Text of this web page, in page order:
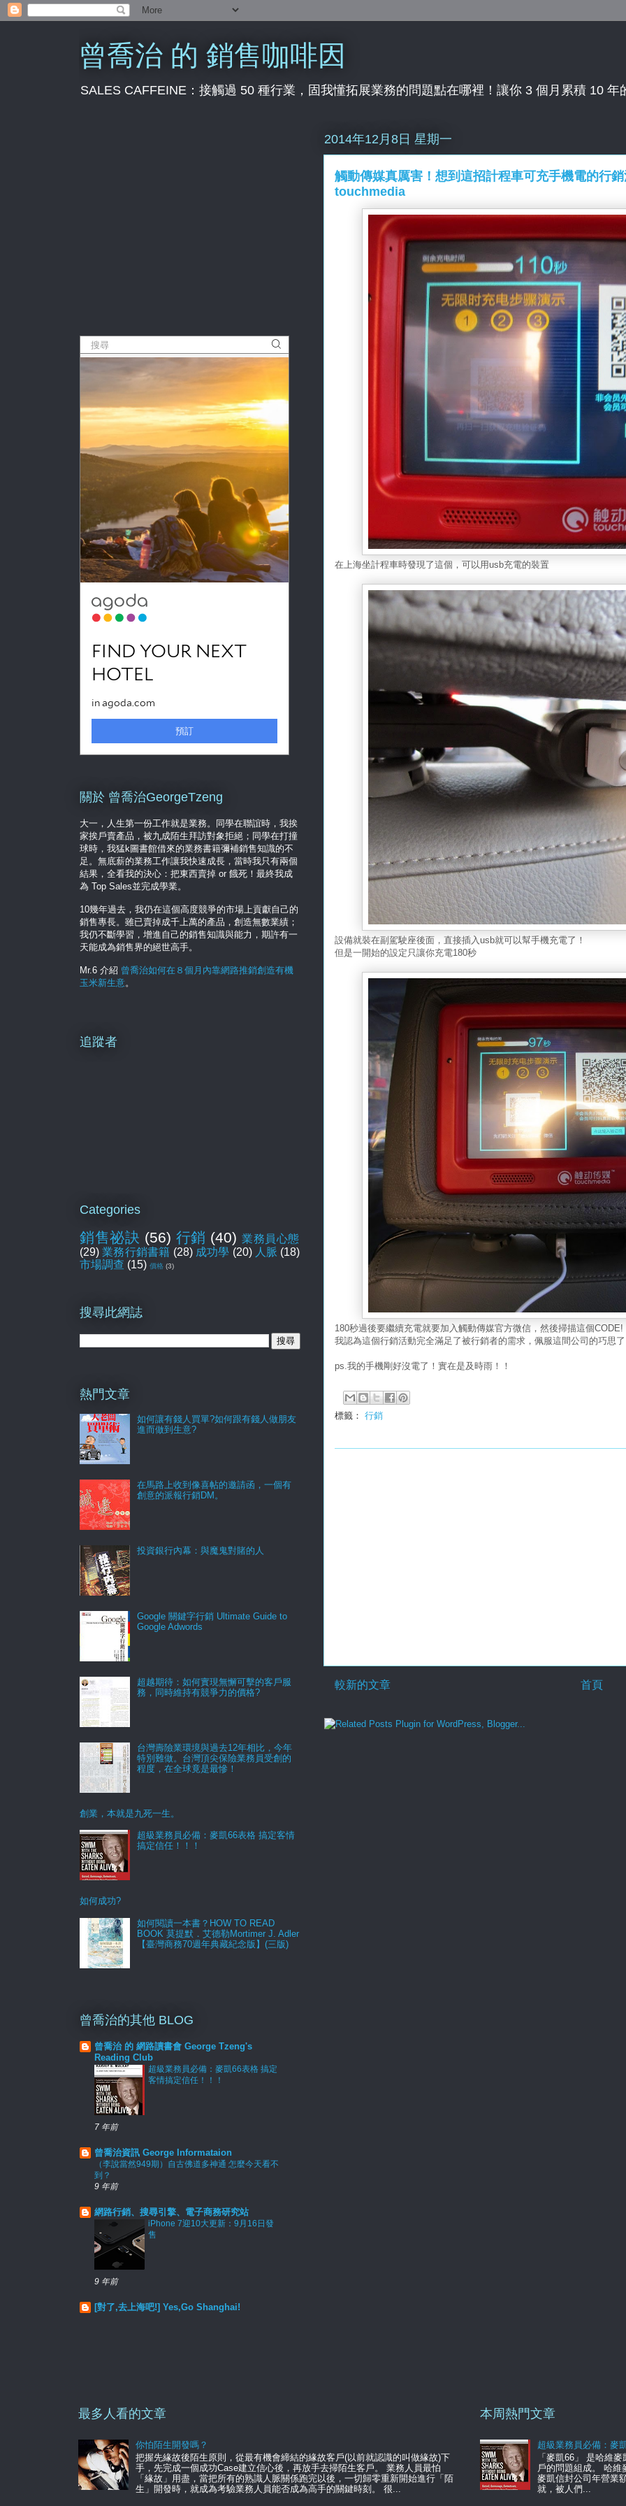
曾喬治 的 銷售咖啡因
SALES CAFFEINE：接觸過 50 種行業，固我懂拓展業務的問題點在哪裡！讓你 3 個月累積 10 年
2014年12月8日 星期一
觸動傳媒真厲害！想到這招計程車可充手機電的行
touchmedia
在上海坐計程車時發現了這個，可以用usb充電的裝置
設備就裝在副駕駛座後面，直接插入usb就可以幫手機充電了！
但是一開始的設定只讓你充電180秒
180秒過後要繼續充電就要加入觸動傳媒官方微信，然後掃描這個CODE!
我認為這個行銷活動完全滿足了被行銷者的需求，佩服這間公司的巧思
ps.我的手機剛好沒電了！實在是及時雨！！
標籤： 行銷
較新的文章 首頁
關於 曾喬治GeorgeTzeng
大一，人生第一份工作就是業務。同學在聯誼時，我挨
家挨戶賣產品，被九成陌生拜訪對象拒絕；同學在打撞
球時，我猛k圖書館借來的業務書籍彌補銷售知識的不
足。無底薪的業務工作讓我快速成長，當時我只有兩個
結果，全看我的決心：把東西賣掉 or 餓死！最終我成
為 Top Sales並完成學業。
10幾年過去，我仍在這個高度競爭的市場上貢獻自己的
銷售專長。雖已賣掉成千上萬的產品，創造無數業績；
我仍不斷學習，增進自己的銷售知識與能力，期許有一
天能成為銷售界的絕世高手。
Mr.6 介紹 曾喬治如何在８個月內靠網路推銷創造有機
玉米新生意。
追蹤者
Categories
銷售祕訣 (56) 行銷 (40) 業務員心態
(29) 業務行銷書籍 (28) 成功學 (20) 人脈 (18)
市場調查 (15) 價格 (3)
搜尋此網誌
熱門文章
如何讓有錢人買單?如何跟有錢人做朋友
進而做到生意?
在馬路上收到像喜帖的邀請函，一個有
創意的派報行銷DM。
投資銀行內幕：與魔鬼對賭的人
Google 關鍵字行銷 Ultimate Guide to
Google Adwords
超越期待：如何實現無懈可擊的客戶服
務，同時維持有競爭力的價格?
台灣壽險業環境與過去12年相比，今年
特別難做。台灣頂尖保險業務員受創的
程度，在全球竟是最慘！
創業，本就是九死一生。
超級業務員必備：麥凱66表格 搞定客情
搞定信任！！！
如何成功?
如何閱讀一本書？HOW TO READ
BOOK 莫提默．艾德勒Mortimer J. Adler
【臺灣商務70週年典藏紀念版】(三版)
曾喬治的其他 BLOG
曾喬治 的 網路讀書會 George Tzeng's
Reading Club
超級業務員必備：麥凱66表格 搞定
客情搞定信任！！！
7 年前
曾喬治資訊 George Informataion
（李說當然949期）自古佛道多神通 怎麼今天看不
到？
9 年前
網路行銷、搜尋引擎、電子商務研究站
iPhone 7迎10大更新：9月16日發
售
9 年前
[對了,去上海吧!] Yes,Go Shanghai!
最多人看的文章
你怕陌生開發嗎？
把握先緣故後陌生原則，從最有機會締結的緣故客戶(以前就認識的叫做緣故)下
手，先完成一個成功Case建立信心後，再放手去掃陌生客戶。 業務人員最怕
「緣故」用盡，當把所有的熟識人脈關係跑完以後，一切歸零重新開始進行「陌
生」開發時，就成為考驗業務人員能否成為高手的關鍵時刻。 很...
本周熱門文章
超級業務員必備：麥
「麥凱66」 是哈維
戶的問題組成。 哈
麥凱信封公司年營業
就，被人們...